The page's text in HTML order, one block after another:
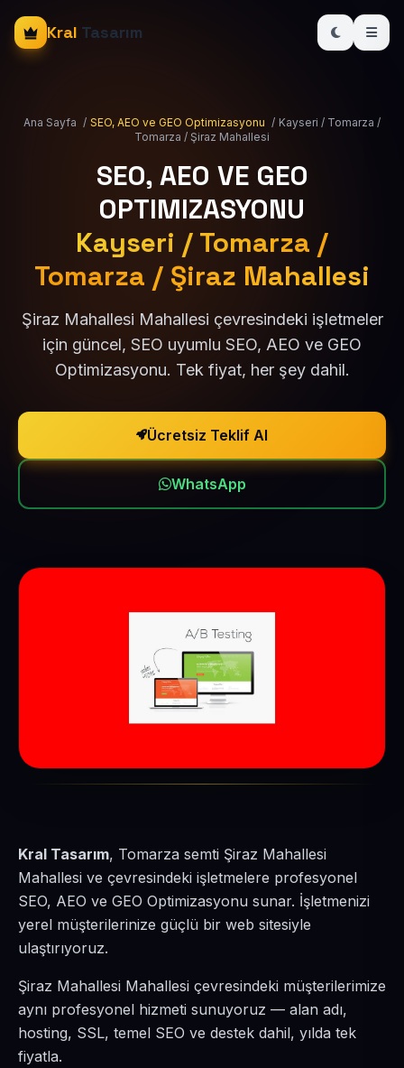
Kral Tasarım
Ana Sayfa / SEO, AEO ve GEO Optimizasyonu / Kayseri / Tomarza /
Tomarza / Şiraz Mahallesi
SEO, AEO VE GEO
OPTIMIZASYONU
Kayseri / Tomarza /
Tomarza / Şiraz Mahallesi
Şiraz Mahallesi Mahallesi çevresindeki işletmeler
için güncel, SEO uyumlu SEO, AEO ve GEO
Optimizasyonu. Tek fiyat, her şey dahil.
Ücretsiz Teklif Al
WhatsApp
Kral Tasarım, Tomarza semti Şiraz Mahallesi
Mahallesi ve çevresindeki işletmelere profesyonel
SEO, AEO ve GEO Optimizasyonu sunar. İşletmenizi
yerel müşterilerinize güçlü bir web sitesiyle
ulaştırıyoruz.
Şiraz Mahallesi Mahallesi çevresindeki müşterilerimize
aynı profesyonel hizmeti sunuyoruz — alan adı,
hosting, SSL, temel SEO ve destek dahil, yılda tek
fiyatla.